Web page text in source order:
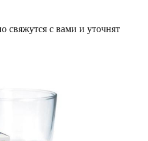
свяжутся с вами и уточнят